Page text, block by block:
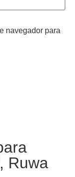
navegador para
Ruwa